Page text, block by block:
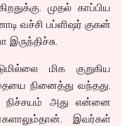
முதல் காப்பிய
வச்சி பப்ளிஷர் குகன்
இருந்திச்சு.
மிக குறுகிய
நினைத்து வந்தது.
நிச்சயம் அது என்னை
இவர்கள்